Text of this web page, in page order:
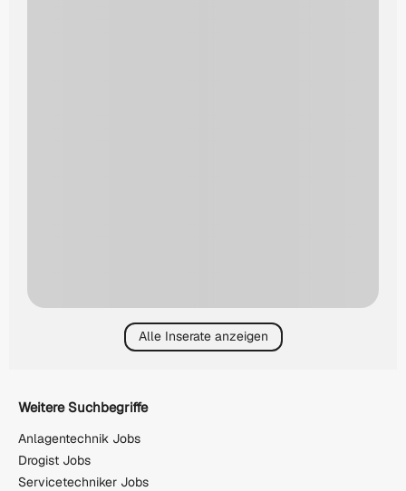
Alle Inserate anzeigen
Weitere Suchbegriffe
Anlagentechnik Jobs
Drogist Jobs
Servicetechniker Jobs